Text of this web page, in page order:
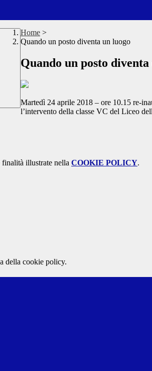
Home >
Quando un posto diventa un luogo
Quando un posto diventa
Martedì 24 aprile 2018 – ore 10.15 re-
l’intervento della classe VC del Liceo
illustrate nella COOKIE POLICY.
della cookie policy.